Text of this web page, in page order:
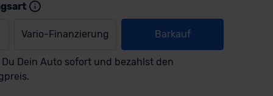
Vario-Finanzierung Barkauf
Dein Auto sofort und bezahlst den